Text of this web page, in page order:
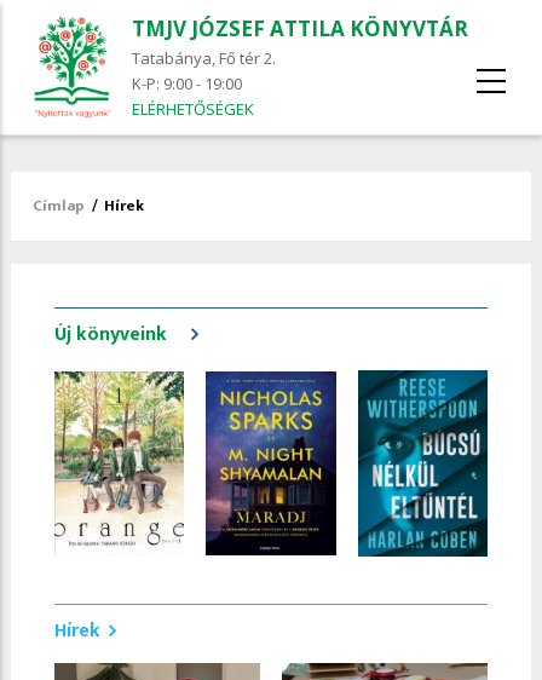
TMJV JÓZSEF ATTILA KÖNYVTÁR
Tatabánya, Fő tér 2.
K-P: 9:00 - 19:00
ELÉRHETŐSÉGEK
Morzsa
Címlap / Hírek
Új könyveink
Hírek